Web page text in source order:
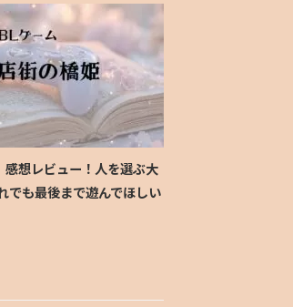
感想レビュー！人を選ぶ大
でも最後まで遊んでほしい